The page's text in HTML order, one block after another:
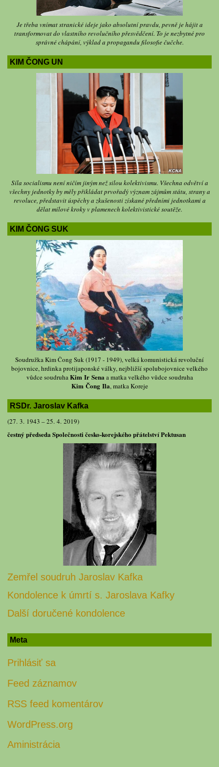
Je třeba vnímat stranické ideje jako absolutní pravdu, pevně je hájit a
transformovat do vlastního revolučního přesvědčení. To je nezbytné pro
správné chápání, výklad a propagandu filosofie čučche.
KIM ČONG UN
Síla socialismu není ničím jiným než silou kolektivismu. Všechna odvětví a
všechny jednotky by měly přikládat prvořadý význam zájmům státu, strany a
revoluce, představit úspěchy a zkušenosti získané předními jednotkami a
dělat mílové kroky v plamenech kolektivistické soutěže.
KIM ČONG SUK
Soudružka Kim Čong Suk (1917 - 1949), velká komunistická revoluční
bojovnice, hrdinka protijaponské války, nejbližší spolubojovnice velkého
vůdce soudruha Kim Ir Sena a matka velkého vůdce soudruha
Kim Čong Ila, matka Koreje
RSDr. Jaroslav Kafka
(27. 3. 1943 – 25. 4. 2019)
čestný předseda Společnosti česko-korejského přátelství Pektusan
Zemřel soudruh Jaroslav Kafka
Kondolence k úmrtí s. Jaroslava Kafky
Další doručené kondolence
Meta
Prihlásiť sa
Feed záznamov
RSS feed komentárov
WordPress.org
Aministrácia